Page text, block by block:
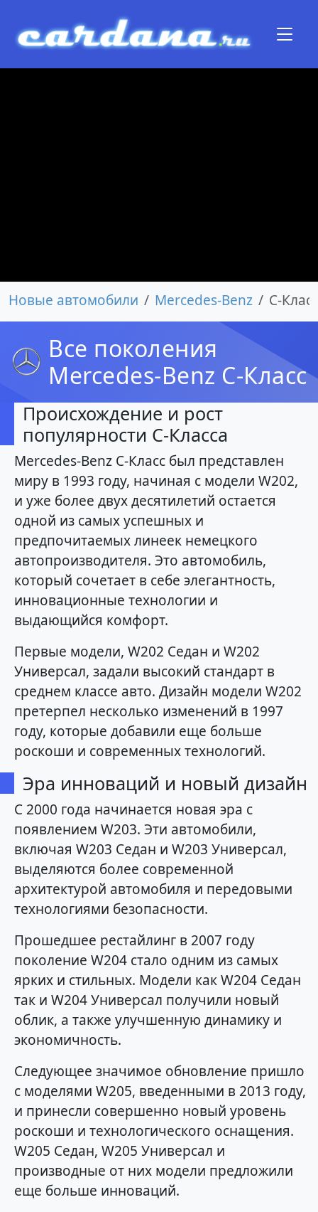
Новые автомобили Mercedes-Benz C-Класс
Все поколения
Mercedes-Benz C-Класс
Происхождение и рост
популярности C-Класса
Mercedes-Benz C-Класс был представлен
миру в 1993 году, начиная с модели W202,
и уже более двух десятилетий остается
одной из самых успешных и
предпочитаемых линеек немецкого
автопроизводителя. Это автомобиль,
который сочетает в себе элегантность,
инновационные технологии и
выдающийся комфорт.
Первые модели, W202 Седан и W202
Универсал, задали высокий стандарт в
среднем классе авто. Дизайн модели W202
претерпел несколько изменений в 1997
году, которые добавили еще больше
роскоши и современных технологий.
Эра инноваций и новый дизайн
С 2000 года начинается новая эра с
появлением W203. Эти автомобили,
включая W203 Седан и W203 Универсал,
выделяются более современной
архитектурой автомобиля и передовыми
технологиями безопасности.
Прошедшее рестайлинг в 2007 году
поколение W204 стало одним из самых
ярких и стильных. Модели как W204 Седан
так и W204 Универсал получили новый
облик, а также улучшенную динамику и
экономичность.
Следующее значимое обновление пришло
с моделями W205, введенными в 2013 году,
и принесли совершенно новый уровень
роскоши и технологического оснащения.
W205 Седан, W205 Универсал и
производные от них модели предложили
еще больше инноваций.